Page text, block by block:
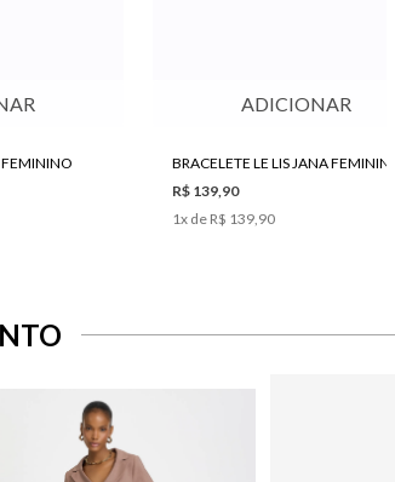
FEMININO
ADICIONAR
BRACELETE LE LIS JANA FEMININO
R$ 139,90
1x de R$ 139,90